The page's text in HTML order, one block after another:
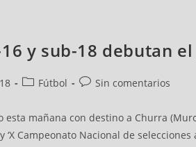
y sub-18 debutan
Fútbol Sin comentarios
esta mañana con destino a Churra
‘X Campeonato Nacional de